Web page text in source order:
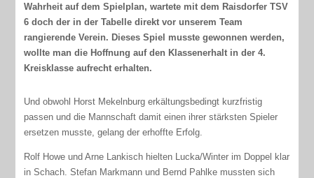
Wahrheit auf dem Spielplan, wartete mit dem Raisdorfer TSV
6 doch der in der Tabelle direkt vor unserem Team
rangierende Verein. Dieses Spiel musste gewonnen werden,
wollte man die Hoffnung auf den Klassenerhalt in der 4.
Kreisklasse aufrecht erhalten.
Und obwohl Horst Mekelnburg erkältungsbedingt kurzfristig
passen und die Mannschaft damit einen ihrer stärksten Spieler
ersetzen musste, gelang der erhoffte Erfolg.
Rolf Howe und Arne Lankisch hielten Lucka/Winter im Doppel klar
in Schach. Stefan Markmann und Bernd Pahlke mussten sich